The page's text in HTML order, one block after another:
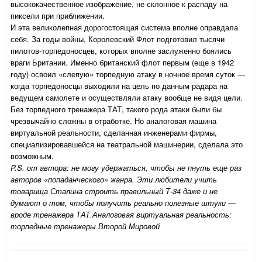
высококачественное изображение, не склонное к распаду на
пиксели при приближении.
И эта великолепная дорогостоящая система вполне оправдала
себя. За годы войны, Королевский Флот подготовил тысячи
пилотов-торпедоносцев, которых вполне заслуженно боялись
враги Британии. Именно британский флот первым (еще в 1942
году) освоил «слепую» торпедную атаку в ночное время суток —
когда торпедоносцы выходили на цель по данным радара на
ведущем самолете и осуществляли атаку вообще не видя цели.
Без торпедного тренажера ТАТ, такого рода атаки были бы
чрезвычайно сложны в отработке. Но аналоговая машина
виртуальной реальности, сделанная инженерами фирмы,
специализировавшейся на театральной машинерии, сделала это
возможным.
P.S. от автора: не могу удержаться, чтобы не пнуть еще раз
авторов «попаданческого» жанра. Эти любители учить
товарища Сталина строить правильный Т-34 даже и не
думают о том, чтобы получить реально полезные штуки —
вроде тренажера ТАТ.Аналоговая виртуальная реальность:
торпедные тренажеры Второй Мировой